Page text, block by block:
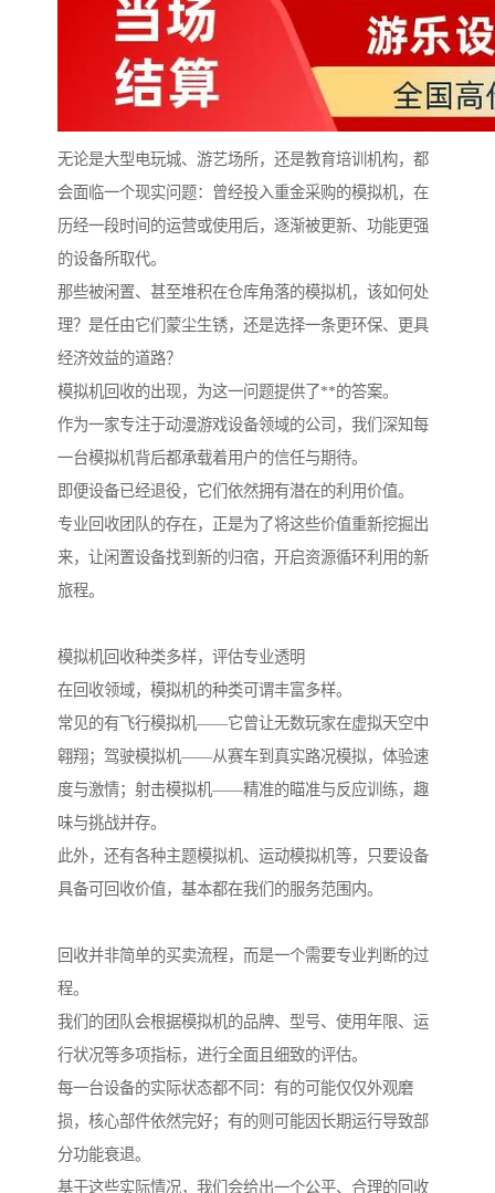
无论是大型电玩城、游艺场所，还是教育培训机构，都
会面临一个现实问题：曾经投入重金采购的模拟机，在
历经一段时间的运营或使用后，逐渐被更新、功能更强
的设备所取代。
那些被闲置、甚至堆积在仓库角落的模拟机，该如何处
理？是任由它们蒙尘生锈，还是选择一条更环保、更具
经济效益的道路？
模拟机回收的出现，为这一问题提供了**的答案。
作为一家专注于动漫游戏设备领域的公司，我们深知每
一台模拟机背后都承载着用户的信任与期待。
即便设备已经退役，它们依然拥有潜在的利用价值。
专业回收团队的存在，正是为了将这些价值重新挖掘出
来，让闲置设备找到新的归宿，开启资源循环利用的新
旅程。
模拟机回收种类多样，评估专业透明
在回收领域，模拟机的种类可谓丰富多样。
常见的有飞行模拟机——它曾让无数玩家在虚拟天空中
翱翔；驾驶模拟机——从赛车到真实路况模拟，体验速
度与激情；射击模拟机——精准的瞄准与反应训练，趣
味与挑战并存。
此外，还有各种主题模拟机、运动模拟机等，只要设备
具备可回收价值，基本都在我们的服务范围内。
回收并非简单的买卖流程，而是一个需要专业判断的过
程。
我们的团队会根据模拟机的品牌、型号、使用年限、运
行状况等多项指标，进行全面且细致的评估。
每一台设备的实际状态都不同：有的可能仅仅外观磨
损，核心部件依然完好；有的则可能因长期运行导致部
分功能衰退。
基于这些实际情况，我们会给出一个公平、合理的回收